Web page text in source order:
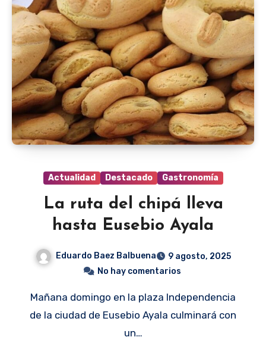
Actualidad Destacado Gastronomía
La ruta del chipá lleva
hasta Eusebio Ayala
Eduardo Baez Balbuena
9 agosto, 2025
No hay comentarios
Mañana domingo en la plaza Independencia
de la ciudad de Eusebio Ayala culminará con
un…